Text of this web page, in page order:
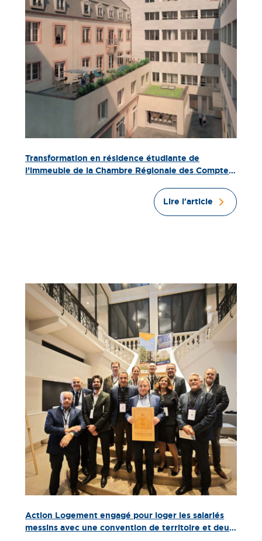
Transformation en résidence étudiante de
l’immeuble de la Chambre Régionale des Comptes
Lire l'article
Action Logement engagé pour loger les salariés
messins avec une convention de territoire et deux